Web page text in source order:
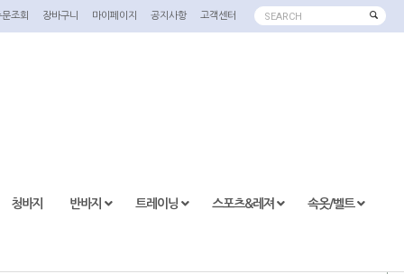
SEARCH
문조회 장바구니 마이페이지 공지사항 고객센터
청바지 반바지 트레이닝 스포츠&레져 속옷/벨트